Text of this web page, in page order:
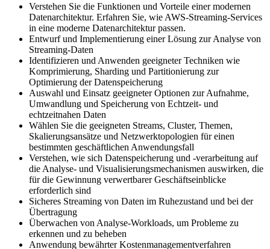
Verstehen Sie die Funktionen und Vorteile einer modernen
Datenarchitektur. Erfahren Sie, wie AWS-Streaming-Services
in eine moderne Datenarchitektur passen.
Entwurf und Implementierung einer Lösung zur Analyse von
Streaming-Daten
Identifizieren und Anwenden geeigneter Techniken wie
Komprimierung, Sharding und Partitionierung zur
Optimierung der Datenspeicherung
Auswahl und Einsatz geeigneter Optionen zur Aufnahme,
Umwandlung und Speicherung von Echtzeit- und
echtzeitnahen Daten
Wählen Sie die geeigneten Streams, Cluster, Themen,
Skalierungsansätze und Netzwerktopologien für einen
bestimmten geschäftlichen Anwendungsfall
Verstehen, wie sich Datenspeicherung und -verarbeitung auf
die Analyse- und Visualisierungsmechanismen auswirken, die
für die Gewinnung verwertbarer Geschäftseinblicke
erforderlich sind
Sicheres Streaming von Daten im Ruhezustand und bei der
Übertragung
Überwachen von Analyse-Workloads, um Probleme zu
erkennen und zu beheben
Anwendung bewährter Kostenmanagementverfahren